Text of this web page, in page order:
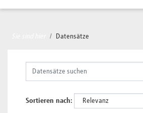
Datensätze
Sortieren nach